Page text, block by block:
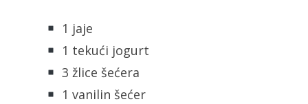
1 jaje
1 tekući jogurt
3 žlice šećera
1 vanilin šećer